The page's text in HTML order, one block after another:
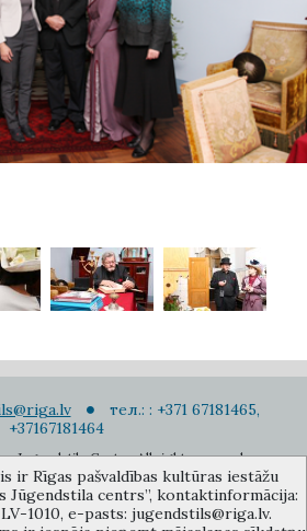
тел.: : +371 67181465,
+37167181464
Jugendstila Centrs. All right reserved.
на новости
ir Rīgas pašvaldības kultūras iestāžu
Jūgendstila centrs”, kontaktinformācija:
1010, e-pasts: jugendstils@riga.lv.